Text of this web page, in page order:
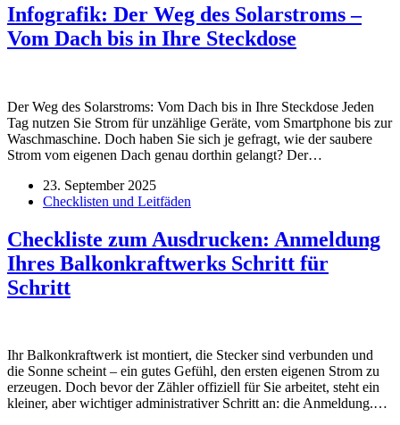
Infografik: Der Weg des Solarstroms –
Vom Dach bis in Ihre Steckdose
Der Weg des Solarstroms: Vom Dach bis in Ihre Steckdose Jeden
Tag nutzen Sie Strom für unzählige Geräte, vom Smartphone bis zur
Waschmaschine. Doch haben Sie sich je gefragt, wie der saubere
Strom vom eigenen Dach genau dorthin gelangt? Der…
23. September 2025
Checklisten und Leitfäden
Checkliste zum Ausdrucken: Anmeldung
Ihres Balkonkraftwerks Schritt für
Schritt
Ihr Balkonkraftwerk ist montiert, die Stecker sind verbunden und
die Sonne scheint – ein gutes Gefühl, den ersten eigenen Strom zu
erzeugen. Doch bevor der Zähler offiziell für Sie arbeitet, steht ein
kleiner, aber wichtiger administrativer Schritt an: die Anmeldung.…